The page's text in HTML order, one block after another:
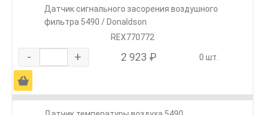
Датчик сигнального засорения воздушного
фильтра 5490 / Donaldson
REX770772
- + 2 923 ₽ 0 шт.
Ä